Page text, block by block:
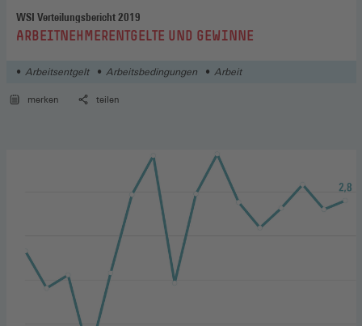
WSI Verteilungsbericht 2019
:ARBEITNEHMERENTGELTE UND GEWINNE
Arbeitsentgelt Arbeitsbedingungen Arbeit
merken teilen